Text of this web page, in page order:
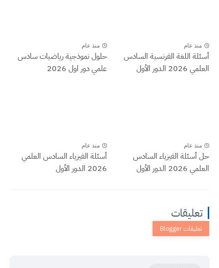
منذ عام
أسئلة اللغة الفرنسية السادس
العلمي 2026 الدور الأول
منذ عام
حلول نموذجية رياضيات سادس
علمي دور اول 2026
منذ عام
حل أسئلة الفيزياء السادس
العلمي 2026 الدور الأول
منذ عام
أسئلة الفيزياء السادس العلمي
2026 الدور الأول
تعليقات